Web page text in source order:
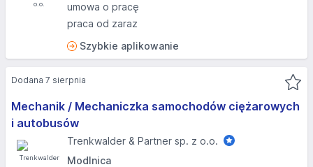
umowa o pracę
praca od zaraz
Szybkie aplikowanie
Mechanik / Mechaniczka samochodów ciężarowych
i autobusów
Trenkwalder & Partner sp. z o.o.
Modlnica
Dodana 7 sierpnia